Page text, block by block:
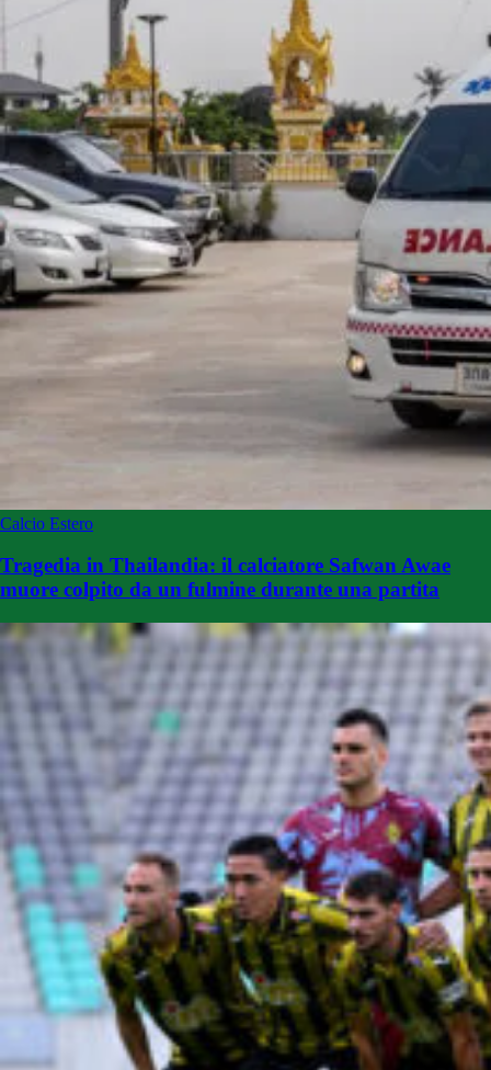
Calcio Estero
Tragedia in Thailandia: il calciatore Safwan Awae
muore colpito da un fulmine durante una partita